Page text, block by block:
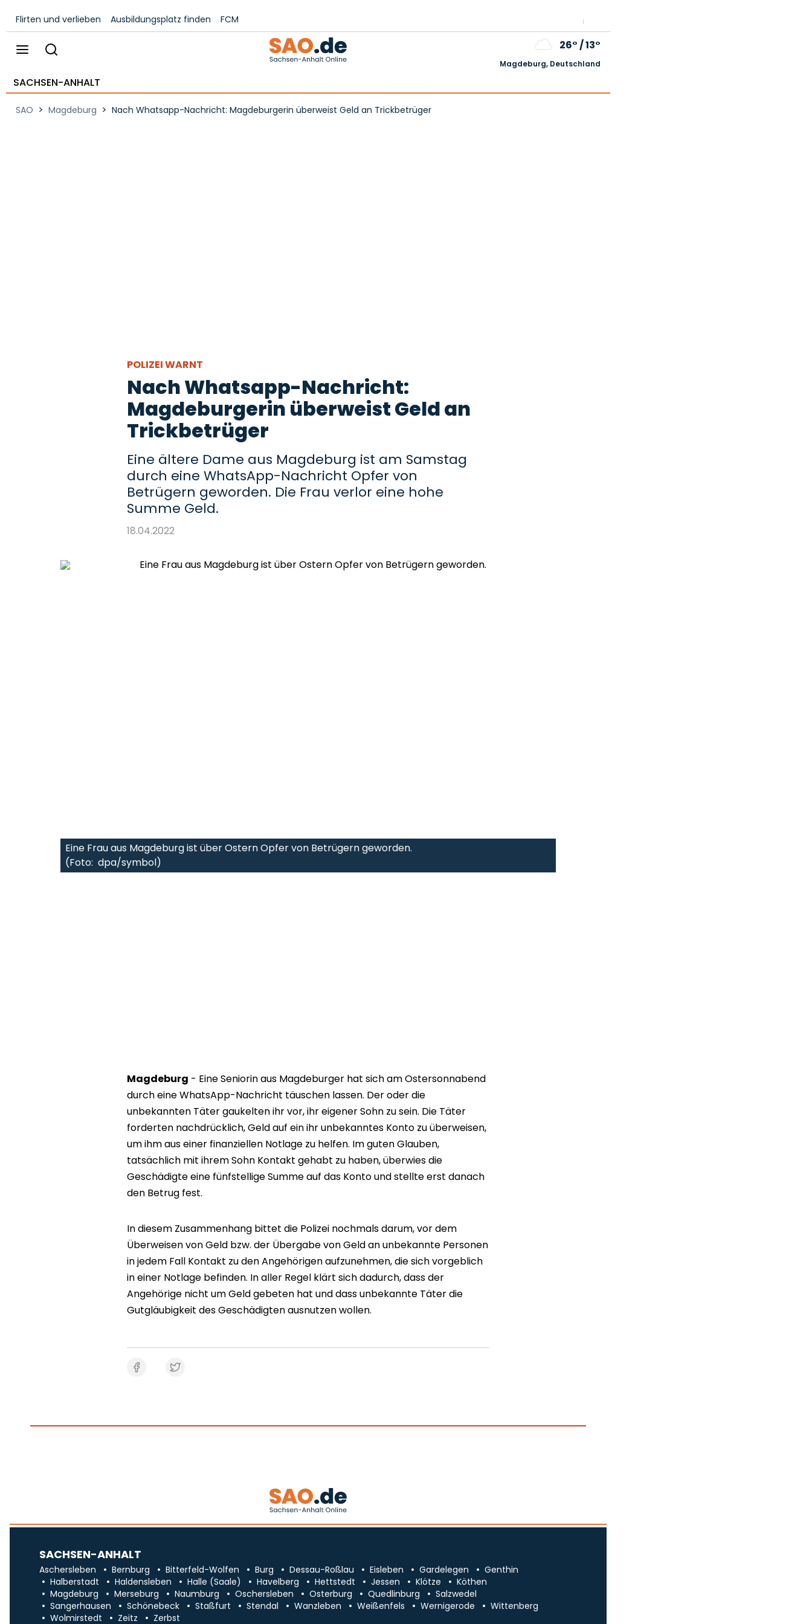
Flirten und verlieben Ausbildungsplatz finden FCM
26°/13°
Magdeburg, Deutschland
SACHSEN-ANHALT
SAO > Magdeburg > Nach Whatsapp-Nachricht: Magdeburgerin überweist Geld an Trickbetrüger
POLIZEI WARNT
Nach Whatsapp-Nachricht:
Magdeburgerin überweist Geld an
Trickbetrüger
Eine ältere Dame aus Magdeburg ist am Samstag
durch eine WhatsApp-Nachricht Opfer von
Betrügern geworden. Die Frau verlor eine hohe
Summe Geld.
18.04.2022
Eine Frau aus Magdeburg ist über Ostern Opfer von Betrügern geworden.
(Foto: dpa/symbol)
Magdeburg - Eine Seniorin aus Magdeburger hat sich am Ostersonnabend
durch eine WhatsApp-Nachricht täuschen lassen. Der oder die
unbekannten Täter gaukelten ihr vor, ihr eigener Sohn zu sein. Die Täter
forderten nachdrücklich, Geld auf ein ihr unbekanntes Konto zu überweisen,
um ihm aus einer finanziellen Notlage zu helfen. Im guten Glauben,
tatsächlich mit ihrem Sohn Kontakt gehabt zu haben, überwies die
Geschädigte eine fünfstellige Summe auf das Konto und stellte erst danach
den Betrug fest.
In diesem Zusammenhang bittet die Polizei nochmals darum, vor dem
Überweisen von Geld bzw. der Übergabe von Geld an unbekannte Personen
in jedem Fall Kontakt zu den Angehörigen aufzunehmen, die sich vorgeblich
in einer Notlage befinden. In aller Regel klärt sich dadurch, dass der
Angehörige nicht um Geld gebeten hat und dass unbekannte Täter die
Gutgläubigkeit des Geschädigten ausnutzen wollen.
SACHSEN-ANHALT
Aschersleben Bernburg Bitterfeld-Wolfen Burg Dessau-Roßlau Eisleben Gardelegen
Genthin
Halberstadt
Haldensleben Halle (Saale) Havelberg Hettstedt Jessen Klötze
Köthen
Magdeburg
Merseburg Naumburg Oschersleben Osterburg Quedlinburg
Salzwedel
Sangerhausen
Schönebeck Staßfurt Stendal Wanzleben Weißenfels Wernigerode
Wittenberg
Wolmirstedt
Zeitz Zerbst